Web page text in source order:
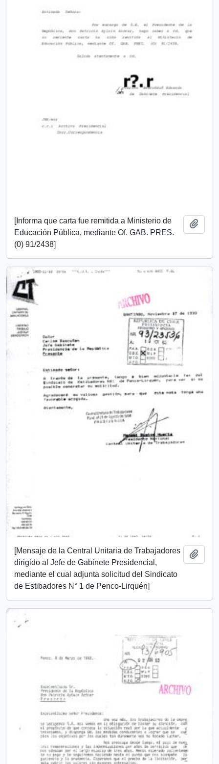
[Informa que carta fue remitida a Ministerio de
Educación Pública, mediante Of. GAB. PRES.
(0) 91/2438]
[Mensaje de la Central Unitaria de Trabajadores
dirigido al Jefe de Gabinete Presidencial,
mediante el cual adjunta solicitud del Sindicato
de Estibadores N° 1 de Penco-Lirquén]